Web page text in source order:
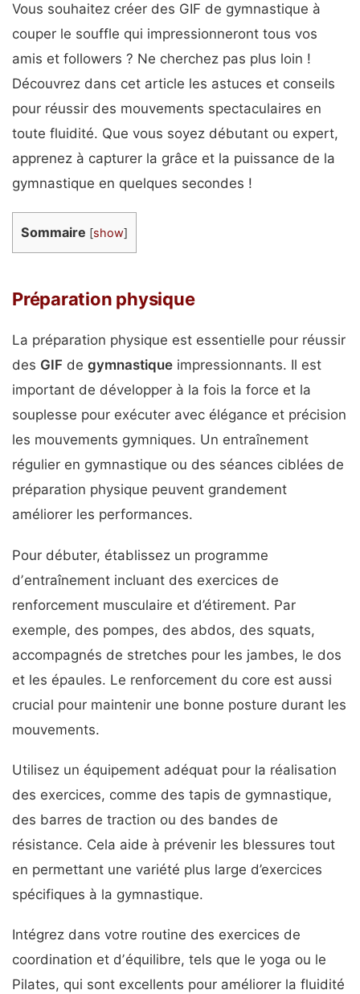
Vous souhaitez créer des GIF de gymnastique à
couper le souffle qui impressionneront tous vos
amis et followers ? Ne cherchez pas plus loin !
Découvrez dans cet article les astuces et conseils
pour réussir des mouvements spectaculaires en
toute fluidité. Que vous soyez débutant ou expert,
apprenez à capturer la grâce et la puissance de la
gymnastique en quelques secondes !
Sommaire [show]
Préparation physique
La préparation physique est essentielle pour réussir
des GIF de gymnastique impressionnants. Il est
important de développer à la fois la force et la
souplesse pour exécuter avec élégance et précision
les mouvements gymniques. Un entraînement
régulier en gymnastique ou des séances ciblées de
préparation physique peuvent grandement
améliorer les performances.
Pour débuter, établissez un programme
dʼentraînement incluant des exercices de
renforcement musculaire et d’étirement. Par
exemple, des pompes, des abdos, des squats,
accompagnés de stretches pour les jambes, le dos
et les épaules. Le renforcement du core est aussi
crucial pour maintenir une bonne posture durant les
mouvements.
Utilisez un équipement adéquat pour la réalisation
des exercices, comme des tapis de gymnastique,
des barres de traction ou des bandes de
résistance. Cela aide à prévenir les blessures tout
en permettant une variété plus large d’exercices
spécifiques à la gymnastique.
Intégrez dans votre routine des exercices de
coordination et dʼéquilibre, tels que le yoga ou le
Pilates, qui sont excellents pour améliorer la fluidité